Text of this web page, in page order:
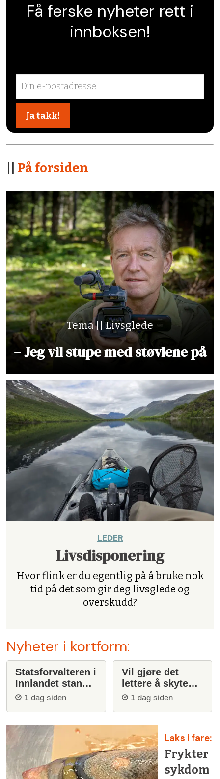
Få ferske nyheter rett i
innboksen!
På forsiden
Tema || Livsglede
– Jeg vil stupe med støvlene på
LEDER
Livsdisponering
Hvor flink er du egentlig på å bruke nok
tid på det som gir deg livsglede og
overskudd?
Nyheter i kortform:
Statsforvalteren i
Innlandet stanser
ulvejakt
1 dag siden
Vil gjøre det
lettere å skyte
ulv1 dag siden
Laks i fare:
Frykter
sykdom